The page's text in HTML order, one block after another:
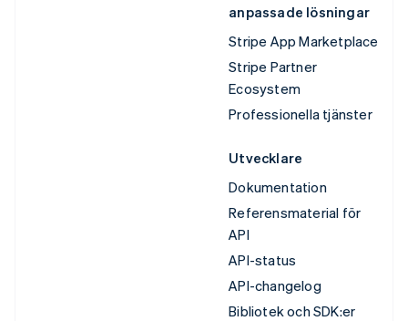
anpassade lösningar
Stripe App Marketplace
Stripe Partner
Ecosystem
Professionella tjänster
Utvecklare
Dokumentation
Referensmaterial för
API
API-status
API-changelog
Bibliotek och SDK:er